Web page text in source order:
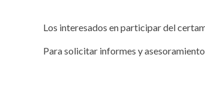
Los interesados en participar del
Para solicitar informes y